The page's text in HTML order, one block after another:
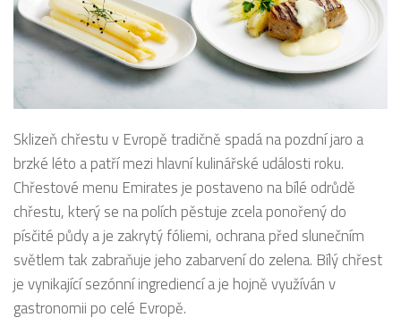
Sklizeň chřestu v Evropě tradičně spadá na pozdní jaro a
brzké léto a patří mezi hlavní kulinářské události roku.
Chřestové menu Emirates je postaveno na bílé odrůdě
chřestu, který se na polích pěstuje zcela ponořený do
písčité půdy a je zakrytý fóliemi, ochrana před slunečním
světlem tak zabraňuje jeho zabarvení do zelena. Bílý chřest
je vynikající sezónní ingrediencí a je hojně využíván v
gastronomii po celé Evropě.